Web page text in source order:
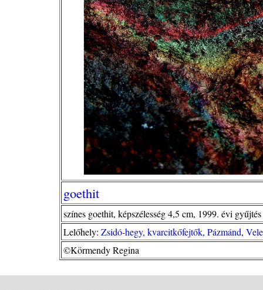
goethit
színes goethit, képszélesség 4,5 cm, 1999. évi gyűjtés
Lelőhely: Zsidó-hegy, kvarcitkőfejtők, Pázmánd,
©Körmendy Regina